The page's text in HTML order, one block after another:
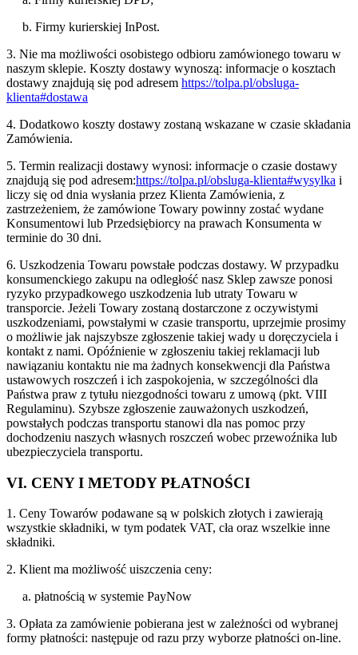
b. Firmy kurierskiej InPost.
3. Nie ma możliwości osobistego odbioru zamówionego towaru w
naszym sklepie. Koszty dostawy wynoszą: informacje o kosztach
dostawy znajdują się pod adresem https://tolpa.pl/obsluga-
klienta#dostawa
4. Dodatkowo koszty dostawy zostaną wskazane w czasie składania
Zamówienia.
5. Termin realizacji dostawy wynosi: informacje o czasie dostawy
znajdują się pod adresem:https://tolpa.pl/obsluga-klienta#wysylka i
liczy się od dnia wysłania przez Klienta Zamówienia, z
zastrzeżeniem, że zamówione Towary powinny zostać wydane
Konsumentowi lub Przedsiębiorcy na prawach Konsumenta w
terminie do 30 dni.
6. Uszkodzenia Towaru powstałe podczas dostawy. W przypadku
konsumenckiego zakupu na odległość nasz Sklep zawsze ponosi
ryzyko przypadkowego uszkodzenia lub utraty Towaru w
transporcie. Jeżeli Towary zostaną dostarczone z oczywistymi
uszkodzeniami, powstałymi w czasie transportu, uprzejmie prosimy
o możliwie jak najszybsze zgłoszenie takiej wady u doręczyciela i
kontakt z nami. Opóźnienie w zgłoszeniu takiej reklamacji lub
nawiązaniu kontaktu nie ma żadnych konsekwencji dla Państwa
ustawowych roszczeń i ich zaspokojenia, w szczególności dla
Państwa praw z tytułu niezgodności towaru z umową (pkt. VIII
Regulaminu). Szybsze zgłoszenie zauważonych uszkodzeń,
powstałych podczas transportu stanowi dla nas pomoc przy
dochodzeniu naszych własnych roszczeń wobec przewoźnika lub
ubezpieczyciela transportu.
VI. CENY I METODY PŁATNOŚCI
1. Ceny Towarów podawane są w polskich złotych i zawierają
wszystkie składniki, w tym podatek VAT, cła oraz wszelkie inne
składniki.
2. Klient ma możliwość uiszczenia ceny:
a. płatnością w systemie PayNow
3. Opłata za zamówienie pobierana jest w zależności od wybranej
formy płatności: następuje od razu przy wyborze płatności on-line.